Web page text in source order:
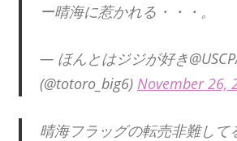
ー晴海に惹かれる・・・。
— ほんとはジジが好き
(@totoro_big6) November 26,
晴海フラッグの転売非難して